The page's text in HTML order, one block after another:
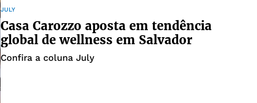
JULY
Casa Carozzo aposta em tendência
global de wellness em Salvador
Confira a coluna July